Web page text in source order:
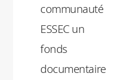
communauté
ESSEC un
fonds
documentaire